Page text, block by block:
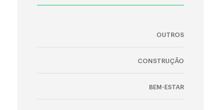
OUTROS
CONSTRUÇÃO
BEM-ESTAR